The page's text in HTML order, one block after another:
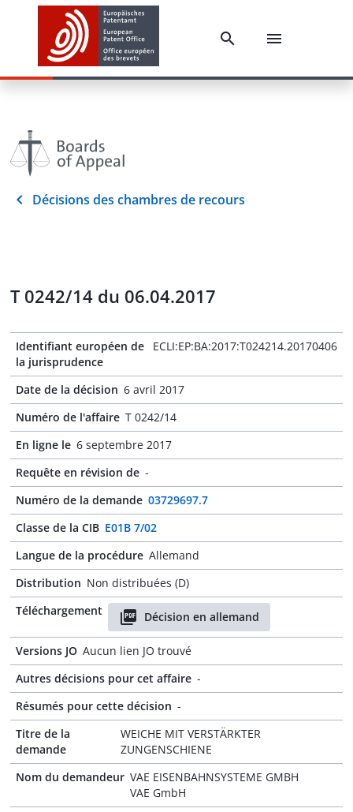
Décisions des chambres de recours
T 0242/14 du 06.04.2017
Identifiant européen de
la jurisprudence
ECLI:EP:BA:2017:T024214.20170406
Date de la décision 6 avril 2017
Numéro de l'affaire T 0242/14
En ligne le 6 septembre 2017
Requête en révision de -
Numéro de la demande 03729697.7
Classe de la CIB E01B 7/02
Langue de la procédure Allemand
Distribution Non distribuées (D)
Téléchargement
Décision en allemand
Versions JO Aucun lien JO trouvé
Autres décisions pour cet affaire -
Résumés pour cette décision -
Titre de la
demande
WEICHE MIT VERSTÄRKTER
ZUNGENSCHIENE
Nom du demandeur VAE EISENBAHNSYSTEME GMBH
VAE GmbH